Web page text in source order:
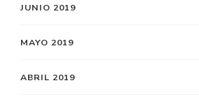
JUNIO 2019
MAYO 2019
ABRIL 2019